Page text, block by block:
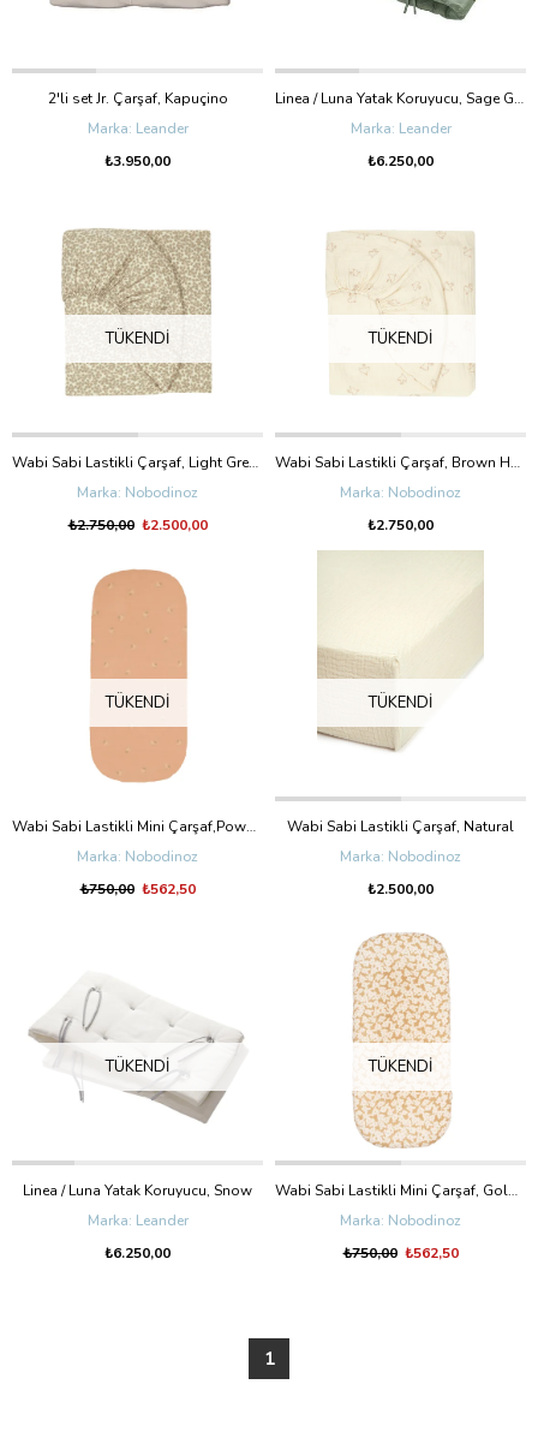
2'li set Jr. Çarşaf, Kapuçino
Leander
₺3.950,00
Linea / Luna Yatak Koruyucu, Sage Green
Leander
₺6.250,00
TÜKENDI
Wabi Sabi Lastikli Çarşaf, Light Green Yumiko
Nobodinoz
₺2.500,00
₺2.750,00
TÜKENDI
Wabi Sabi Lastikli Çarşaf, Brown Hoshi Birds
Nobodinoz
₺2.750,00
TÜKENDI
Wabi Sabi Lastikli Mini Çarşaf,Powder Pink Blossom
Nobodinoz
₺562,50
₺750,00
TÜKENDI
Wabi Sabi Lastikli Çarşaf, Natural
Nobodinoz
₺2.500,00
TÜKENDI
Linea / Luna Yatak Koruyucu, Snow
Leander
₺6.250,00
TÜKENDI
Wabi Sabi Lastikli Mini Çarşaf, Golden Brown Sakura
Nobodinoz
₺562,50
₺750,00
1